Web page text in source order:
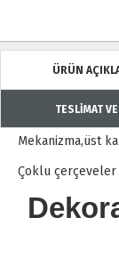
ÜRÜN
TESLİMAT
Mekanizma,üst
Çoklu çerçeveler